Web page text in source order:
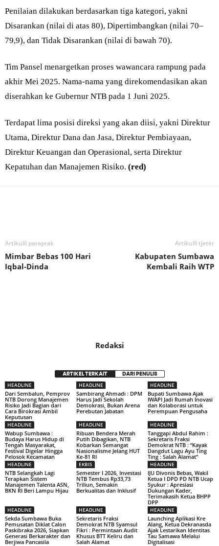
Penilaian dilakukan berdasarkan tiga kategori, yakni
Disarankan (nilai di atas 80), Dipertimbangkan (nilai 70–
79,9), dan Tidak Disarankan (nilai di bawah 70).
Tim Pansel menargetkan proses wawancara rampung pada
akhir Mei 2025. Nama-nama yang direkomendasikan akan
diserahkan ke Gubernur NTB pada 1 Juni 2025.
Terdapat lima posisi direksi yang akan diisi, yakni Direktur
Utama, Direktur Dana dan Jasa, Direktur Pembiayaan,
Direktur Keuangan dan Operasional, serta Direktur
Kepatuhan dan Manajemen Risiko. (red)
Artikulli paraprak
Mimbar Bebas 100 Hari
Iqbal-Dinda
Artikulli tjetër
Kabupaten Sumbawa
Kembali Raih WTP
Redaksi
ARTIKEL TERKAIT DARI PENULIS
HEADLINE
Dari Sembalun, Pemprov
NTB Dorong Manajemen
Risiko Jadi Bagian dari
Cara Birokrasi Ambil
Keputusan
HEADLINE
Sambirang Ahmadi : DPM
Harus Jadi Sekolah
Demokrasi, Bukan Arena
Perebutan Jabatan
HEADLINE
Bupati Sumbawa Ajak
IWAPI Jadi Rumah Inovasi
dan Kolaborasi untuk
Perempuan Pengusaha
HEADLINE
Wabup Sumbawa :
Budaya Harus Hidup di
Tengah Masyarakat,
Festival Digelar Hingga
Pelosok Kecamatan
HEADLINE
Ribuan Bendera Merah
Putih Dibagikan, NTB
Kobarkan Semangat
Nasionalisme Jelang HUT
Ke-81 RI
HEADLINE
Tanggapi Abdul Rahim :
Sekretaris Fraksi
Demokrat NTB : “Kayak
Dangdut Lagu Ayu Ting
Ting : Salah Alamat”
HEADLINE
NTB Selangkah Lagi
Terapkan Sistem
Manajemen Talenta ASN,
BKN RI Beri Lampu Hijau
EKBIS
Semester I 2026, Investasi
NTB Tembus Rp33,73
Triliun, Semakin
Berkualitas dan Inklusif
HEADLINE
IJU Divonis Bebas, Wakil
Ketua I DPD PD NTB Ucap
Syukur : Apresiasi
Dukungan Kader,
Terimakasih Ketua BHPP
DPP
HEADLINE
Sekda Sumbawa Buka
Pemusatan Diklat Calon
Paskibraka 2026, Siapkan
Generasi Berkarakter dan
Berjiwa Pancasila
HEADLINE
Sekretaris Fraksi
Demokrat NTB Syamsul
Fikri : Permintaan Audit
Khusus BTT Keliru dan
Salah Alamat
HEADLINE
Launching Aplikasi Kre
Alang, Ketua Dekranasda
Ajak Lestarikan Identitas
Tau Samawa Melalui
Digitalisasi